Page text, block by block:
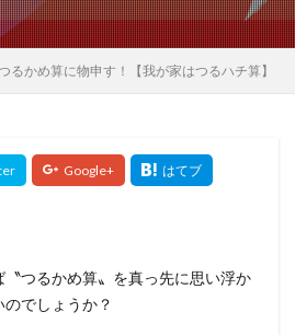
るかめ算に物申す！【我が家はつるハチ算】
つるかめ算〟を真っ先に思い浮か
でしょうか？